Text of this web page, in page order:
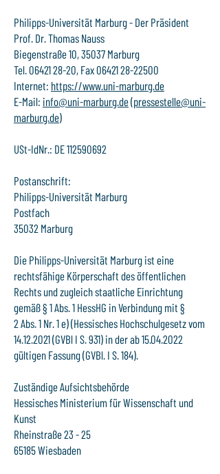
Philipps-Universität Marburg - Der Präsident
Prof. Dr. Thomas Nauss
Biegenstraße 10, 35037 Marburg
Tel. 06421 28-20, Fax 06421 28-22500
Internet: https://www.uni-marburg.de
E-Mail: info@uni-marburg.de(pressestelle@uni-
marburg.de)
USt-IdNr.: DE 112590692
Postanschrift:
Philipps-Universität Marburg
Postfach
35032 Marburg
Die Philipps-Universität Marburg ist eine
rechtsfähige Körperschaft des öffentlichen
Rechts und zugleich staatliche Einrichtung
gemäß § 1 Abs. 1 HessHG in Verbindung mit §
2 Abs. 1 Nr. 1 e) (Hessisches Hochschulgesetz vom
14.12.2021(GVBl I S. 931) in der ab15.04.2022
gültigen Fassung (GVBl. I S. 184).
Zuständige Aufsichtsbehörde
Hessisches Ministerium für Wissenschaft und
Kunst
Rheinstraße 23 - 25
65185 Wiesbaden